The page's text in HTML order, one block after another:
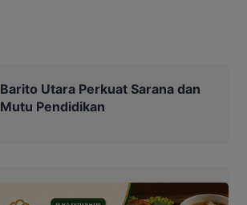
Barito Utara Perkuat Sarana dan
Mutu Pendidikan